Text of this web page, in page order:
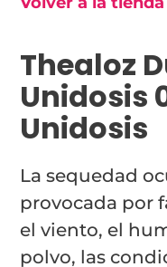
Thealoz
Unidosis
Unidosis
La sequedad
provocada por
el viento, el
polvo, las